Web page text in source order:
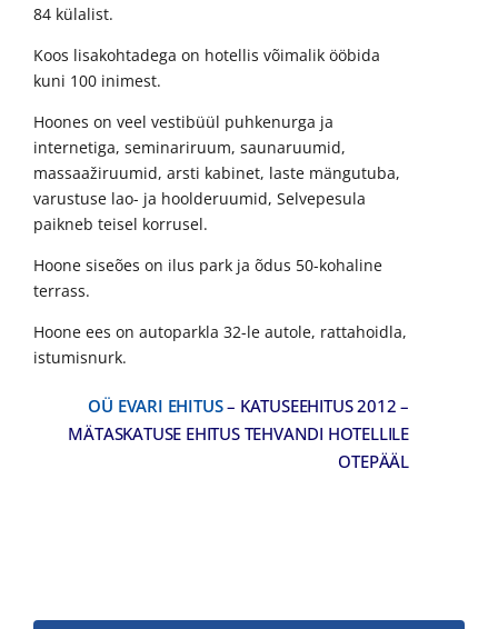
84 külalist.
Koos lisakohtadega on hotellis võimalik ööbida
kuni 100 inimest.
Hoones on veel vestibüül puhkenurga ja
internetiga, seminariruum, saunaruumid,
massaažiruumid, arsti kabinet, laste mängutuba,
varustuse lao- ja hoolderuumid, Selvepesula
paikneb teisel korrusel.
Hoone siseões on ilus park ja õdus 50-kohaline
terrass.
Hoone ees on autoparkla 32-le autole, rattahoidla,
istumisnurk.
OÜ EVARI EHITUS– KATUSEEHITUS 2012 –
MÄTASKATUSE EHITUS TEHVANDI HOTELLILE
OTEPÄÄL